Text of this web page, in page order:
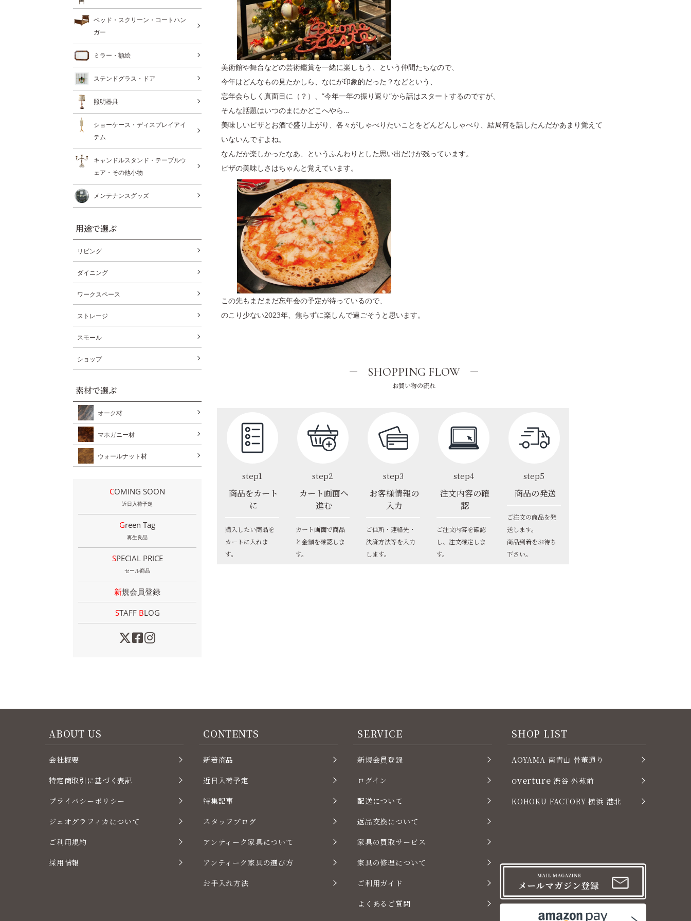
美術館や舞台などの芸術鑑賞を一緒に楽しもう、という仲間たちなので、
今年はどんなもの見たかしら、なにが印象的だった？などという、
忘年会らしく真面目に（？）、”今年一年の振り返り”から話はスタートするのですが、
そんな話題はいつのまにかどこへやら…
美味しいピザとお酒で盛り上がり、各々がしゃべりたいことをどんどんしゃべり、結局何を話したんだかあまり覚えて
いないんですよね。
なんだか楽しかったなあ、というふんわりとした思い出だけが残っています。
ピザの美味しさはちゃんと覚えています。
この先もまだまだ忘年会の予定が待っているので、
のこり少ない2023年、焦らずに楽しんで過ごそうと思います。
SHOPPING FLOW
お買い物の流れ
step1
商品をカート
に
購入したい商品を
カートに入れま
す。
step2
カート画面へ
進む
カート画面で商品
と金額を確認しま
す。
step3
お客様情報の
入力
ご住所・連絡先・
決済方法等を入力
します。
step4
注文内容の確
認
ご注文内容を確認
し、注文確定しま
す。
step5
商品の発送
ご注文の商品を発
送します。
商品到着をお待ち
下さい。
ベッド・スクリーン・コートハン
ガー
ミラー・額絵
ステンドグラス・ドア
照明器具
ショーケース・ディスプレイアイ
テム
キャンドルスタンド・テーブルウ
ェア・その他小物
メンテナンスグッズ
用途で選ぶ
リビング
ダイニング
ワークスペース
ストレージ
スモール
ショップ
素材で選ぶ
オーク材
マホガニー材
ウォールナット材
COMING SOON
近日入荷予定
Green Tag
再生良品
SPECIAL PRICE
セール商品
新規会員登録
STAFF BLOG
ABOUT US
会社概要
特定商取引に基づく表記
プライバシーポリシー
ジェオグラフィカについて
ご利用規約
採用情報
CONTENTS
新着商品
近日入荷予定
特集記事
スタッフブログ
アンティーク家具について
アンティーク家具の選び方
お手入れ方法
SERVICE
新規会員登録
ログイン
配送について
返品交換について
家具の買取サービス
家具の修理について
ご利用ガイド
よくあるご質問
SHOP LIST
AOYAMA 南青山 骨董通り
overture 渋谷 外苑前
KOHOKU FACTORY 横浜 港北